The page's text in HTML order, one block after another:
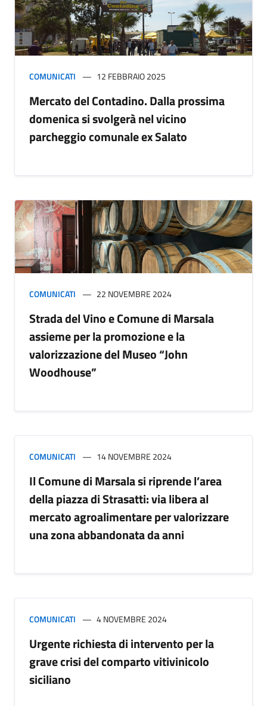
COMUNICATI 12 FEBBRAIO 2025
Mercato del Contadino. Dalla prossima
domenica si svolgerà nel vicino
parcheggio comunale ex Salato
COMUNICATI 22 NOVEMBRE 2024
Strada del Vino e Comune di Marsala
assieme per la promozione e la
valorizzazione del Museo “John
Woodhouse”
COMUNICATI 14 NOVEMBRE 2024
Il Comune di Marsala si riprende l’area
della piazza di Strasatti: via libera al
mercato agroalimentare per valorizzare
una zona abbandonata da anni
COMUNICATI 4 NOVEMBRE 2024
Urgente richiesta di intervento per la
grave crisi del comparto vitivinicolo
siciliano